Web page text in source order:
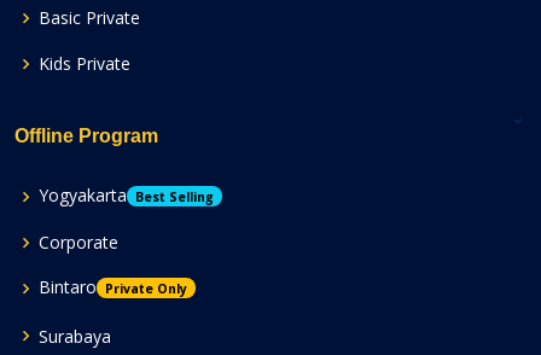
Basic Private
Kids Private
Offline Program
Yogyakarta Best Selling
Corporate
Bintaro
Private Only
Surabaya